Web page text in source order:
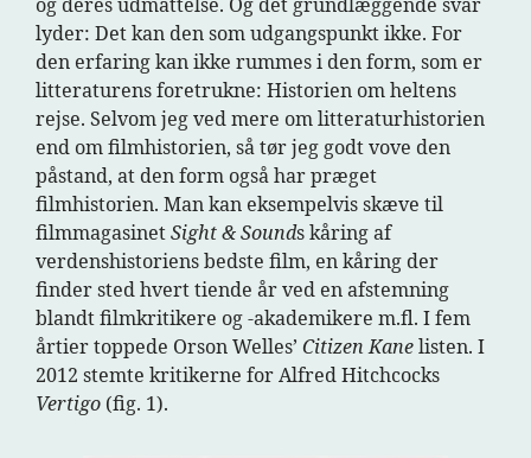
lyder: Det kan den som udgangspunkt ikke. For
den erfaring kan ikke rummes i den form, som er
litteraturens foretrukne: Historien om heltens
rejse. Selvom jeg ved mere om litteraturhistorien
end om filmhistorien, så tør jeg godt vove den
påstand, at den form også har præget
filmhistorien. Man kan eksempelvis skæve til
filmmagasinetSight & Soundskåring af
verdenshistoriens bedste film, en kåring der
finder sted hvert tiende år ved en afstemning
blandt filmkritikere og -akademikere m.fl. I fem
årtier toppede Orson Welles’Citizen Kanelisten. I
2012 stemte kritikerne for Alfred Hitchcocks
Vertigo (fig. 1).